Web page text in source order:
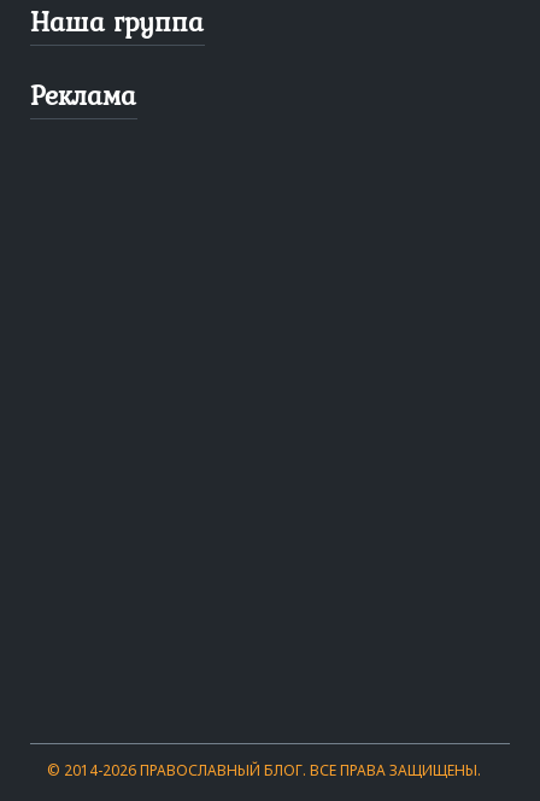
Наша группа
Реклама
© 2014-2026 ПРАВОСЛАВНЫЙ БЛОГ. ВСЕ ПРАВА ЗАЩИЩЕНЫ.